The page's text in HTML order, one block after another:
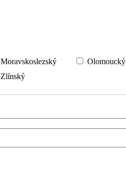
Moravskoslezský
Olomoucký
Zlínský